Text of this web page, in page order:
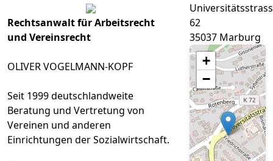
Rechtsanwalt für Arbeitsrecht
und Vereinsrecht
OLIVER VOGELMANN-KOPF
Seit 1999 deutschlandweite
Beratung und Vertretung von
Vereinen und anderen
Einrichtungen der Sozialwirtschaft.
62
35037 Marburg
+
−